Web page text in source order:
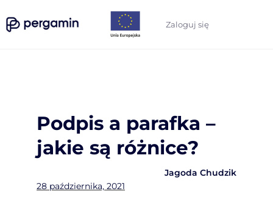
Zaloguj się
Podpis a parafka –
jakie są różnice?
Jagoda Chudzik
28 października, 2021